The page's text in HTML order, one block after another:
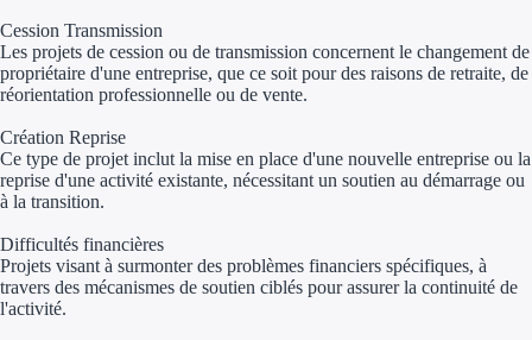
Solutions MAPi
Trouvez des idées de
Ouvrage
Cession Transmission
Les projets de cession ou de transmission concernent le changement de
propriétaire d'une entreprise, que ce soit pour des raisons de retraite, de
réorientation professionnelle ou de vente.
Création Reprise
Ce type de projet inclut la mise en place d'une nouvelle entreprise ou la
reprise d'une activité existante, nécessitant un soutien au démarrage ou
à la transition.
Difficultés financières
Projets visant à surmonter des problèmes financiers spécifiques, à
travers des mécanismes de soutien ciblés pour assurer la continuité de
l'activité.